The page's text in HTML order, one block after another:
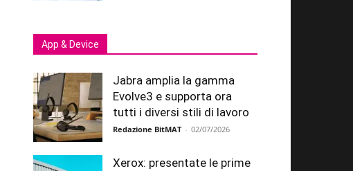
App & Device
Jabra amplia la gamma
Evolve3 e supporta ora
tutti i diversi stili di lavoro
Redazione BitMAT - 02/07/2026
Xerox: presentate le prime